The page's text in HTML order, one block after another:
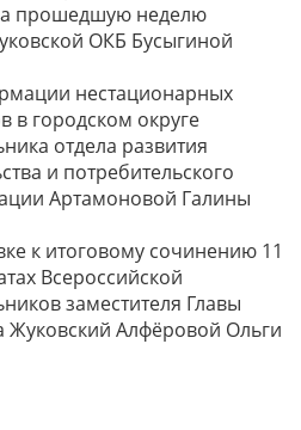
прошедшую неделю
ОКБ Бусыгиной
нестационарных
в городском округе
отдела развития
и потребительского
Артамоновой Галины
к итоговому сочинению 11
Всероссийской
заместителя Главы
Жуковский Алфёровой Ольги